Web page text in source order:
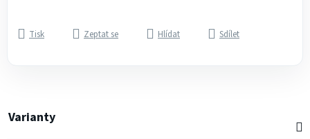
Tisk Zeptat se Hlídat Sdílet
Varianty